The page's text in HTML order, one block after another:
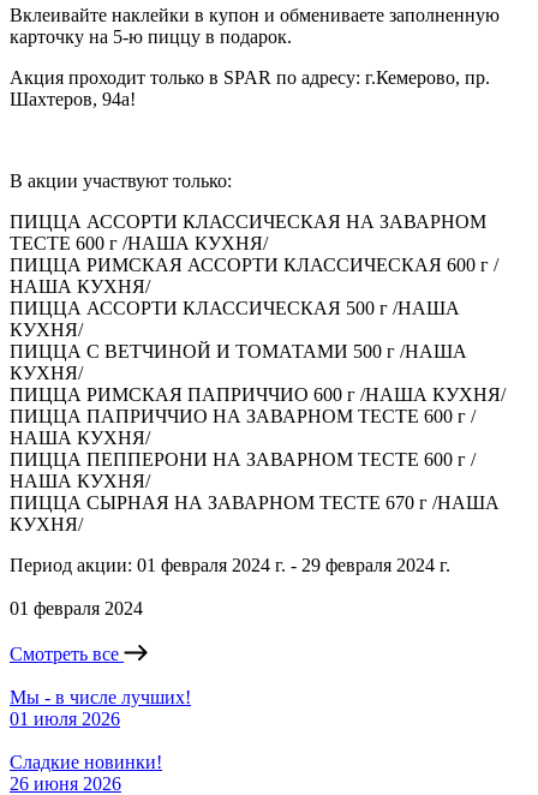
Вклеивайте наклейки в купон и обмениваете заполненную
карточку на 5-ю пиццу в подарок.
Акция проходит только в SPAR по адресу: г.Кемерово, пр.
Шахтеров, 94а!
В акции участвуют только:
ПИЦЦА АССОРТИ КЛАССИЧЕСКАЯ НА ЗАВАРНОМ
ТЕСТЕ 600 г /НАША КУХНЯ/
ПИЦЦА РИМСКАЯ АССОРТИ КЛАССИЧЕСКАЯ 600 г /
НАША КУХНЯ/
ПИЦЦА АССОРТИ КЛАССИЧЕСКАЯ 500 г /НАША
КУХНЯ/
ПИЦЦА С ВЕТЧИНОЙ И ТОМАТАМИ 500 г /НАША
КУХНЯ/
ПИЦЦА РИМСКАЯ ПАПРИЧЧИО 600 г /НАША КУХНЯ/
ПИЦЦА ПАПРИЧЧИО НА ЗАВАРНОМ ТЕСТЕ 600 г /
НАША КУХНЯ/
ПИЦЦА ПЕППЕРОНИ НА ЗАВАРНОМ ТЕСТЕ 600 г /
НАША КУХНЯ/
ПИЦЦА СЫРНАЯ НА ЗАВАРНОМ ТЕСТЕ 670 г /НАША
КУХНЯ/
Период акции: 01 февраля 2024 г. - 29 февраля 2024 г.
01 февраля 2024
Смотреть все
Мы - в числе лучших!
01 июля 2026
Сладкие новинки!
26 июня 2026